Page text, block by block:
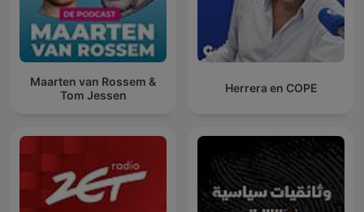
Maarten van Rossem &
Tom Jessen
Herrera en COPE